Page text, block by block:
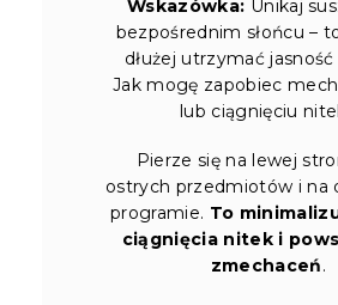
Wskazówka: Unikaj
bezpośrednim słońcu –
dłużej utrzymać
Jak mogę zapobiec
lub ciągnięciu
Pierze się na lewej
ostrych przedmiotów i na
programie. To
ciągnięcia nitek i
zmechaceń.